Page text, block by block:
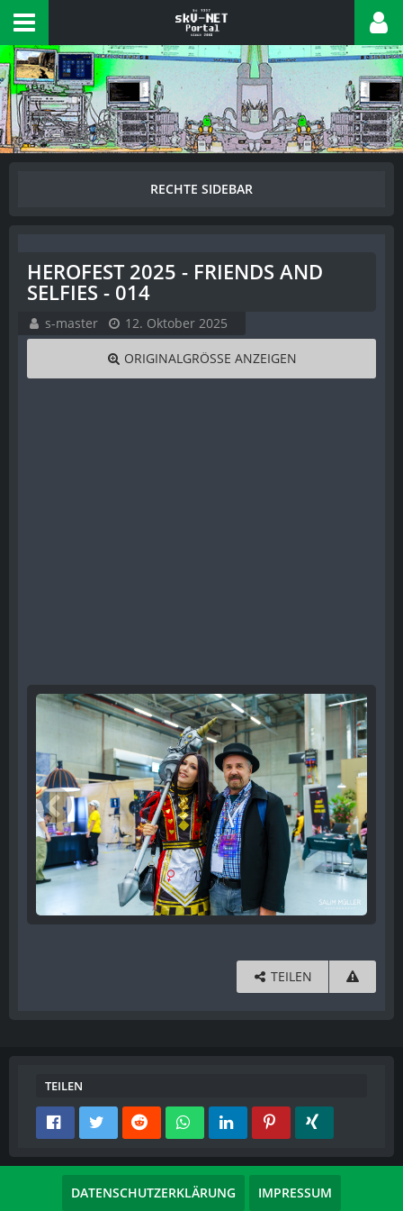
HEROFEST 2025 - FRIENDS AND
SELFIES - 014
s-master 12. Oktober 2025
ORIGINALGRÖSSE ANZEIGEN
TEILEN
TEILEN
DATENSCHUTZERKLÄRUNG IMPRESSUM